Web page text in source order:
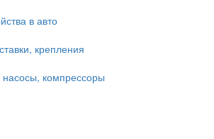
в авто
крепления
компрессоры